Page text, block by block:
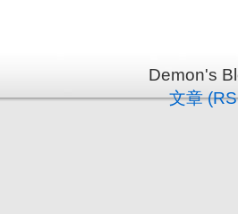
Demon's
文章